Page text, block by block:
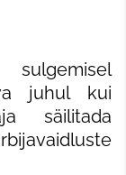
juhul kui
säilitada